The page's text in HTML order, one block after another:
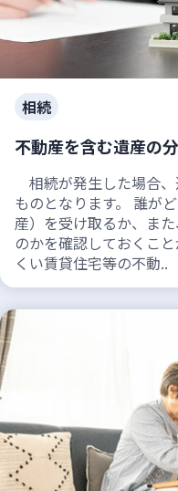
相続
不動産を含む遺産の
相続が発生した場合
ものとなります。 誰が
産）を受け取るか、ま
のかを確認しておくこ
くい賃貸住宅等の不動..